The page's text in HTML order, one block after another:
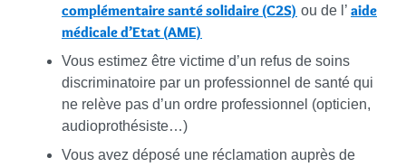
complémentaire santé solidaire (C2S) ou de l’ aide
médicale d’Etat (AME)
Vous estimez être victime d’un refus de soins
discriminatoire par un professionnel de santé qui
ne relève pas d’un ordre professionnel (opticien,
audioprothésiste…)
Vous avez déposé une réclamation auprès de